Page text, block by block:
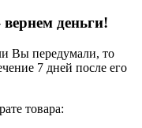
деньги!
Вы передумали, то
7 дней после его
товара: